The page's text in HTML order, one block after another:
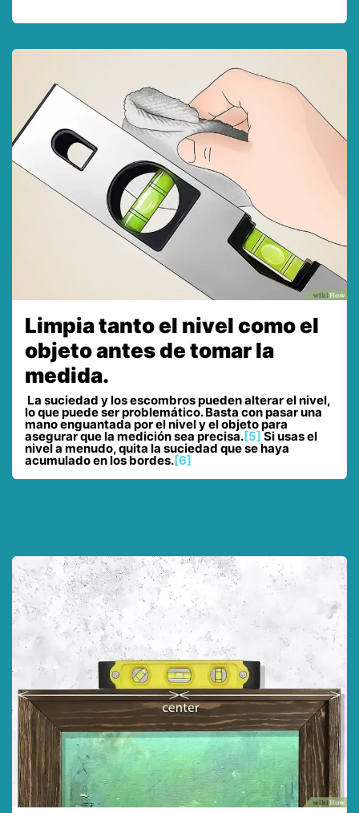
Limpia tanto el nivel como el
objeto antes de tomar la
medida.
La suciedad y los escombros pueden alterar el nivel,
lo que puede ser problemático. Basta con pasar una
mano enguantada por el nivel y el objeto para
asegurar que la medición sea precisa.[5]Si usas el
nivel a menudo, quita la suciedad que se haya
acumulado en los bordes.[6]